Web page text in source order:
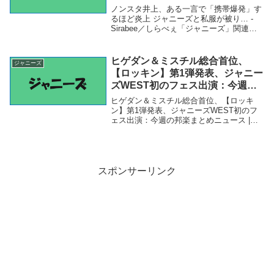
ぇ
ノンスタ井上、ある一言で「携帯爆発」す
るほど炎上 ジャニーズと私服が被り… -
Sirabee／しらべぇ「ジャニーズ」関連商
Sirabee／しらべぇ ノンスタ...
ジャニーズ
ヒゲダン＆ミスチル総合首位、
【ロッキン】第1弾発表、ジャニー
ズWEST初のフェス出演：今週の
邦楽まとめニュース | Daily News
– Billboard JAPAN
ヒゲダン＆ミスチル総合首位、【ロッキ
ン】第1弾発表、ジャニーズWEST初のフ
ェス出演：今週の邦楽まとめニュース |
スポンサーリンク